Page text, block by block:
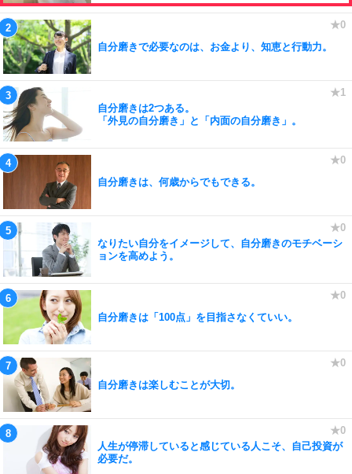
自分磨きで必要なのは、お金より、知恵と行動力。
自分磨きは2つある。
「外見の自分磨き」と「内面の自分磨き」。
自分磨きは、何歳からでもできる。
なりたい自分をイメージして、自分磨きのモチベーシ
ョンを高めよう。
自分磨きは「100点」を目指さなくていい。
自分磨きは楽しむことが大切。
人生が停滞していると感じている人こそ、自己投資が
必要だ。